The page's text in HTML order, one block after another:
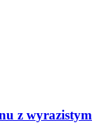
z wyrazistym